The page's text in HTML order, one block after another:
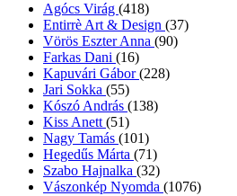
Agócs Virág (418)
Entirrè Art & Design (37)
Vörös Eszter Anna (90)
Farkas Dani (16)
Kapuvári Gábor(228)
Jari Sokka (55)
Kószó András (138)
Kiss Anett (51)
Nagy Tamás (101)
Hegedűs Márta (71)
Szabo Hajnalka (32)
Vászonkép Nyomda (1076)